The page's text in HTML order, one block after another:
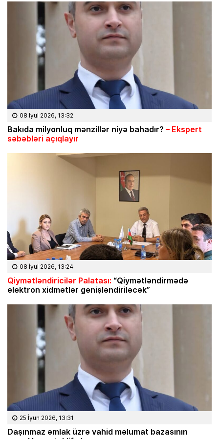
08 İyul 2026, 13:32
Bakıda milyonluq mənzillər niyə bahadır? – Ekspert
səbəbləri açıqlayır
08 İyul 2026, 13:24
Qiymətləndiricilər Palatası: “Qiymətləndirmədə
elektron xidmətlər genişləndiriləcək”
25 İyun 2026, 13:31
Daşınmaz əmlak üzrə vahid məlumat bazasının